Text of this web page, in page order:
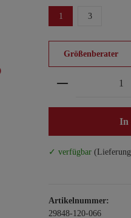
1 3
Größenberater
Produkt
In
✓ verfügbar
Artikelnummer:
29848-120-066